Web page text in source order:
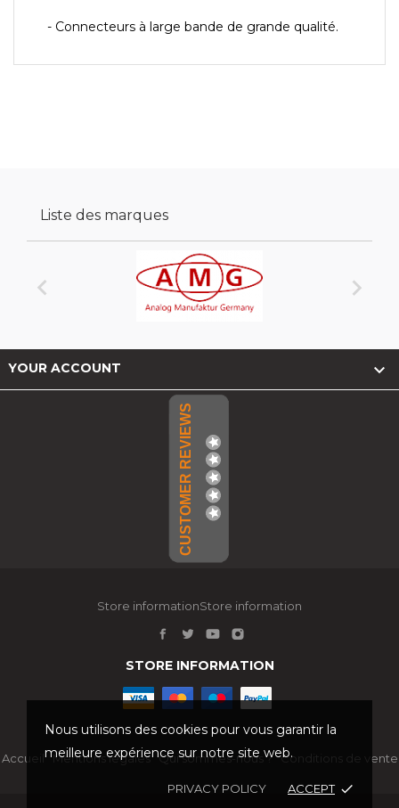
- Connecteurs à large bande de grande qualité.
Liste des marques
 
YOUR ACCOUNT 
Nous utilisons des cookies pour vous garantir la
meilleure expérience sur notre site web.
PRIVACY POLICY ACCEPT done
CUSTOMER REVIEWS
Store informationStore information
STORE INFORMATION
Accueil Mentions légales Qui sommes-nous ? Conditions de vente